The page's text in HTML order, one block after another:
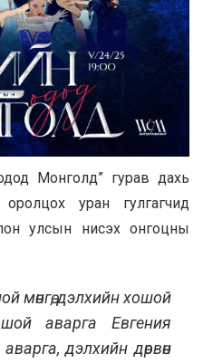
Монголд” гурав дахь
уран гулгагчид
улсын нисэх онгоцны
мөнгө, дэлхийн хошой
аварга Евгения
дэлхийн дөрвөн